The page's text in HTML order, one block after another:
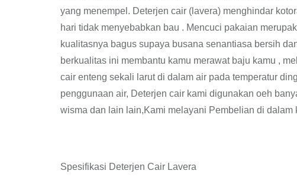
yang menempel. Deterjen cair (lavera) menghindar
hari tidak menyebabkan bau . Mencuci pakaian
kualitasnya bagus supaya busana senantiasa bersih
berkualitas ini membantu kamu merawat baju kamu ,
cair enteng sekali larut di dalam air pada temperatur
penggunaan air, Deterjen cair kami digunakan oeh
wisma dan lain lain,Kami melayani Pembelian di
Spesifikasi Deterjen Cair Lavera